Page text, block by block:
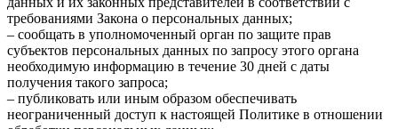
требованиями Закона о персональных данных;
– сообщать в уполномоченный орган по защите прав
субъектов персональных данных по запросу этого органа
необходимую информацию в течение 30 дней с даты
получения такого запроса;
– публиковать или иным образом обеспечивать
неограниченный доступ к настоящей Политике в отношении